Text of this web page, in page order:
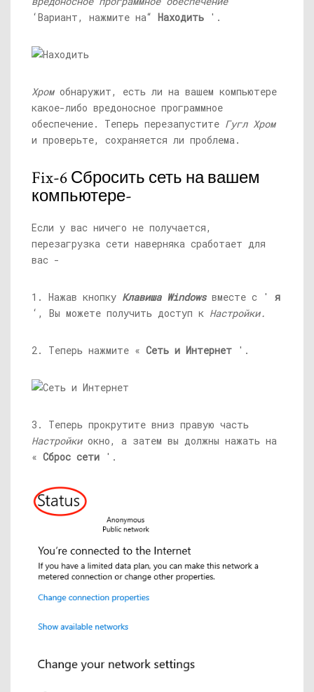
‘Вариант, нажмите на“ Находить '.
Хромобнаружит, есть ли на вашем компьютере
какое-либо вредоносное программное
обеспечение. Теперь перезапустите Гугл Хром
и проверьте, сохраняется ли проблема.
Fix-6 Сбросить сеть на вашем
компьютере-
Если у вас ничего не получается,
перезагрузка сети наверняка сработает для
вас -
1. Нажав кнопку Клавиша Windows вместе с ' я
‘, Вы можете получить доступ к Настройки.
2. Теперь нажмите « Сеть и Интернет '.
3. Теперь прокрутите вниз правую часть
Настройкиокно, а затем вы должны нажать на
« Сброс сети '.